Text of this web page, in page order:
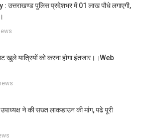
पुलिस प्रदेशभर में 01 लाख पौधे लगाएगी,
खुले यात्रियों को करना होगा इंतजार।।web
ने की सख्त लाकडाउन की मांग, पढे पूरी